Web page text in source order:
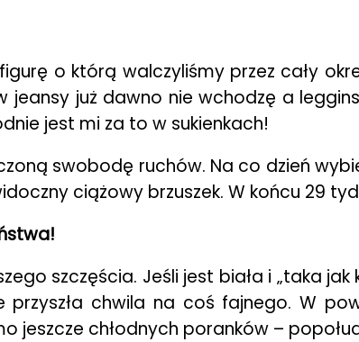
o którą walczyliśmy przez cały
już dawno nie wchodzę a
jest mi za to w sukienkach!
swobodę ruchów. Na co dzień
ciążowy brzuszek. W końcu 29
szczęścia. Jeśli jest biała i „taka
przyszła chwila na coś fajnego. W
jeszcze chłodnych poranków –